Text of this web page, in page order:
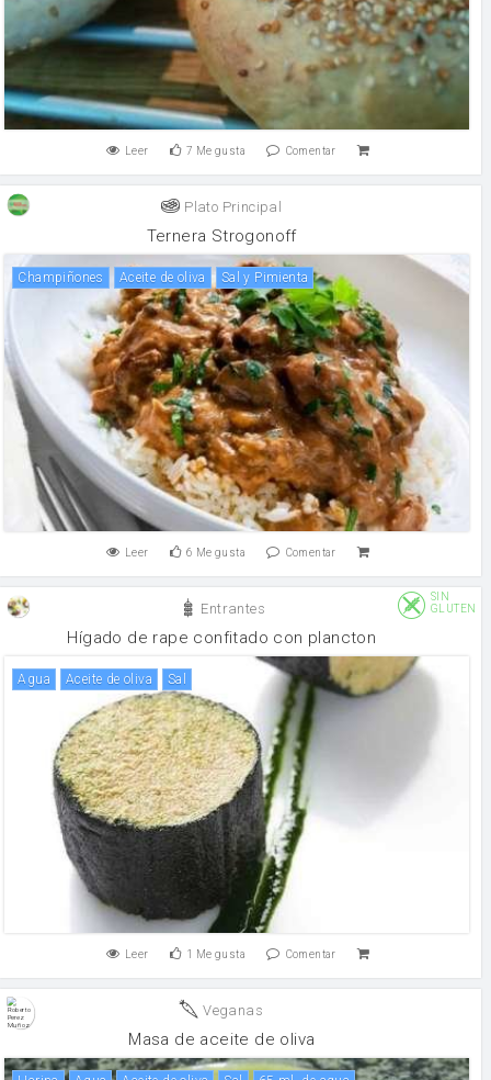
Leer 7 Me gusta Comentar
Plato Principal
Ternera Strogonoff
champiñones aceite de oliva Sal y Pimienta
Leer 6 Me gusta Comentar
Entrantes
SIN
GLUTEN
Hígado de rape confitado con plancton
agua aceite de oliva sal
Leer 1 Me gusta Comentar
Veganas
Masa de aceite de oliva